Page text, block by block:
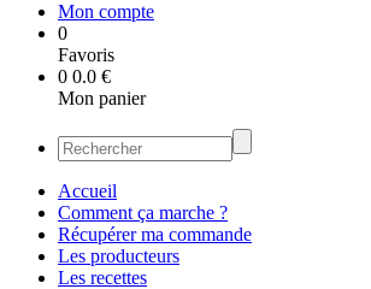
Mon compte
0
Favoris
0 0.0 €
Mon panier
Accueil
Comment ça marche ?
Récupérer ma commande
Les producteurs
Les recettes